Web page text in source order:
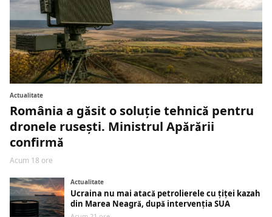
Actualitate
România a găsit o soluție tehnică pentru
dronele rusești. Ministrul Apărării
confirmă
Acum 18 ore
Actualitate
Ucraina nu mai atacă petrolierele cu țiței kazah
din Marea Neagră, după intervenția SUA